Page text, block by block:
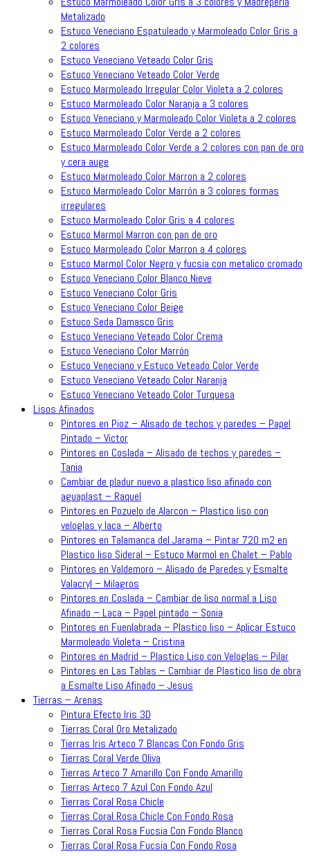
Metalizado
Estuco Veneciano Espatuleado y Marmoleado Color Gris a
2 colores
Estuco Veneciano Veteado Color Gris
Estuco Veneciano Veteado Color Verde
Estuco Marmoleado Irregular Color Violeta a 2 colores
Estuco Marmoleado Color Naranja a 3 colores
Estuco Veneciano y Marmoleado Color Violeta a 2 colores
Estuco Marmoleado Color Verde a 2 colores
Estuco Marmoleado Color Verde a 2 colores con pan de oro
y cera auge
Estuco Marmoleado Color Marron a 2 colores
Estuco Marmoleado Color Marrón a 3 colores formas
irregulares
Estuco Marmoleado Color Gris a 4 colores
Estuco Marmol Marron con pan de oro
Estuco Marmoleado Color Marron a 4 colores
Estuco Marmol Color Negro y fucsia con metalico cromado
Estuco Veneciano Color Blanco Nieve
Estuco Veneciano Color Gris
Estuco Veneciano Color Beige
Estuco Seda Damasco Gris
Estuco Veneciano Veteado Color Crema
Estuco Veneciano Color Marrón
Estuco Veneciano y Estuco Veteado Color Verde
Estuco Veneciano Veteado Color Naranja
Estuco Veneciano Veteado Color Turquesa
Lisos Afinados
Pintores en Pioz – Alisado de techos y paredes – Papel
Pintado – Victor
Pintores en Coslada – Alisado de techos y paredes –
Tania
Cambiar de pladur nuevo a plastico liso afinado con
aguaplast – Raquel
Pintores en Pozuelo de Alarcon – Plastico liso con
veloglas y laca – Alberto
Pintores en Talamanca del Jarama – Pintar 720 m2 en
Plastico liso Sideral – Estuco Marmol en Chalet – Pablo
Pintores en Valdemoro – Alisado de Paredes y Esmalte
Valacryl – Milagros
Pintores en Coslada – Cambiar de liso normal a Liso
Afinado – Laca – Papel pintado – Sonia
Pintores en Fuenlabrada – Plastico liso – Aplicar Estuco
Marmoleado Violeta – Cristina
Pintores en Madrid – Plastico Liso con Veloglas – Pilar
Pintores en Las Tablas – Cambiar de Plastico liso de obra
a Esmalte Liso Afinado – Jesus
Tierras – Arenas
Pintura Efecto Iris 3D
Tierras Coral Oro Metalizado
Tierras Iris Arteco 7 Blancas Con Fondo Gris
Tierras Coral Verde Oliva
Tierras Arteco 7 Amarillo Con Fondo Amarillo
Tierras Arteco 7 Azul Con Fondo Azul
Tierras Coral Rosa Chicle
Tierras Coral Rosa Chicle Con Fondo Rosa
Tierras Coral Rosa Fucsia Con Fondo Blanco
Tierras Coral Rosa Fucsia Con Fondo Rosa